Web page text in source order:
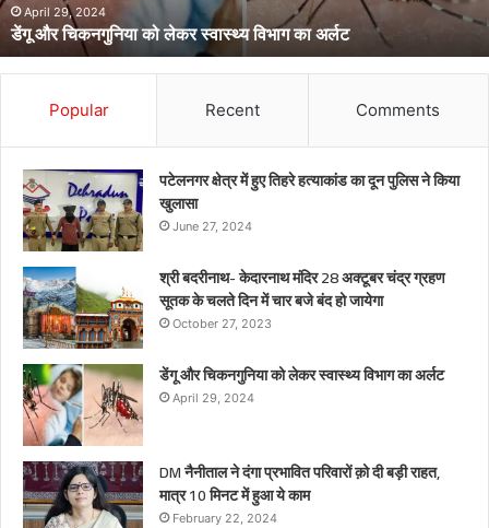
अर्लटApril 29, 2024
डेंगू और चिकनगुनिया को लेकर स्वास्थ्य विभाग का अर्लट
Popular Recent Comments
पटेलनगर क्षेत्र में हुए तिहरे हत्याकांड का दून पुलिस ने किया
खुलासा
June 27, 2024
श्री बदरीनाथ- केदारनाथ मंदिर 28 अक्टूबर चंद्र ग्रहण
सूतक के चलते दिन में चार बजे बंद हो जायेगा
October 27, 2023
डेंगू और चिकनगुनिया को लेकर स्वास्थ्य विभाग का अर्लट
April 29, 2024
DM नैनीताल ने दंगा प्रभावित परिवारों क़ो दी बड़ी राहत,
मात्र 10 मिनट में हुआ ये काम
February 22, 2024